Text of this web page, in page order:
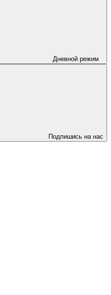
Дневной режим
Подпишись на нас